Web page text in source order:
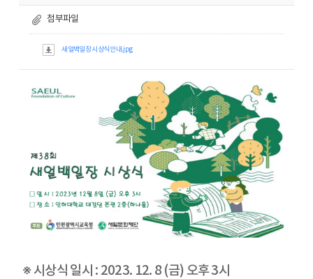
첨부파일
새얼백일장 시상식 안내.jpg
※ 시상식 일시 : 2023. 12. 8 (금) 오후 3시